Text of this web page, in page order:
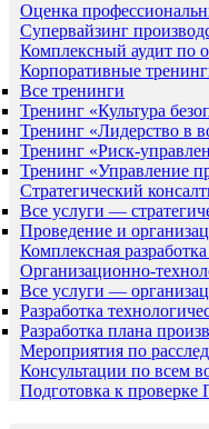
Оценка
Супервайзинг
Комплексный аудит по
Корпоративные
Все тренинги
Тренинг «Культура
Тренинг «Лидерство в
Тренинг «Риск-
Тренинг «Управление
Стратегический
Все услуги —
Проведение и
Комплексная
Организационно-
Все услуги —
Разработка
Разработка плана
Мероприятия по
Консультации по всем
Подготовка к проверке